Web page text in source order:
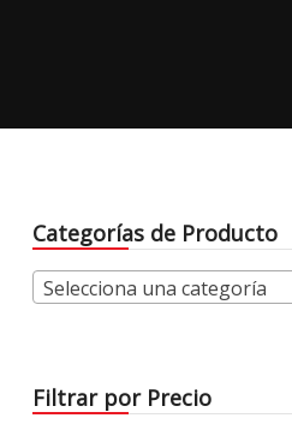
Categorías de Producto
Selecciona una categoría
Filtrar por Precio